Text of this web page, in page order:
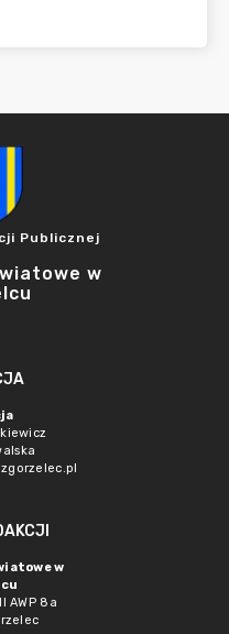
Publicznej
w
w
AWP 8a